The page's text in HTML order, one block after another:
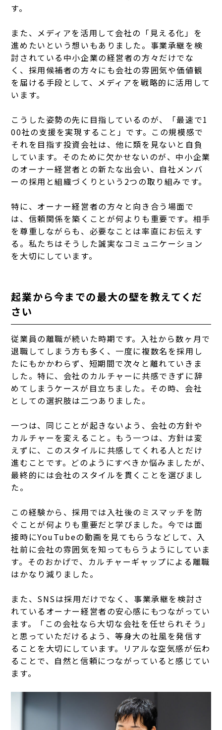
す。
また、メディアを活用して会社の「見える化」を
進めたいという想いもありました。事業承継を検
討されている中小企業の経営者の方々だけでな
く、採用候補者の方々にも会社の雰囲気や価値観
を届ける手段として、メディアを戦略的に活用して
います。
こうした姿勢の先に目指しているのが、「最速で1
00社の支援を実現すること」です。 この規模感で
それを目指す投資会社は、他に類を見ないと自負
しています。 そのために欠かせないのが、中小企業
のオーナー経営者との新たな出会い、自社メンバ
ーの採用と組織づくりという2つの取り組みです。
特に、オーナー経営者の方々と向き合う場面で
は、信頼関係を築くことが何よりも重要です。相手
を尊重しながらも、必要なことは率直にお伝えす
る。私たちはそうした誠実なコミュニケーション
を大切にしています。
起業から今までの最大の壁を教えてくだ
さい
従業員の離職が続いた時期です。入社から数ヶ月で
退職してしまう方も多く、一度に複数名を採用し
たにもかかわらず、短期間で次々と離れていきま
した。 特に、会社のカルチャーに共感できずに辞
めてしまうケースが目立ちました。その時、会社
としての選択肢は二つありました。
一つは、同じことが起きないよう、会社の方針や
カルチャーを変えること。もう一つは、方針は変
えずに、このスタイルに共感してくれる人とだけ
進むことです。どのようにすべきか悩みましたが、
最終的には会社のスタイルを貫くことを選びまし
た。
この経験から、採用では入社後のミスマッチを防
ぐことが何よりも重要だと学びました。今では面
接時にYouTubeの動画を見てもらうなどして、入
社前に会社の雰囲気を知ってもらうようにしていま
す。そのおかげで、カルチャーギャップによる離職
はかなり減りました。
また、SNSは採用だけでなく、事業承継を検討さ
れているオーナー経営者の安心感にもつながってい
ます。「この会社なら大切な会社を任せられそう」
と思っていただけるよう、等身大の社風を発信す
ることを大切にしています。リアルな空気感が伝わ
ることで、自然と信頼につながっていると感じてい
ます。